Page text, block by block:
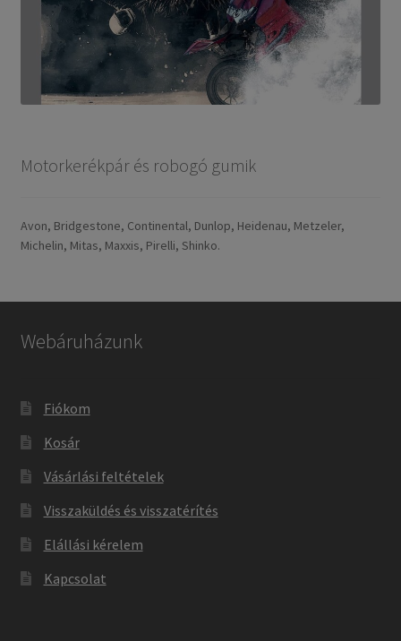
Motorkerékpár és robogó gumik
Avon, Bridgestone, Continental, Dunlop, Heidenau, Metzeler,
Michelin, Mitas, Maxxis, Pirelli, Shinko.
Webáruházunk
Fiókom
Kosár
Vásárlási feltételek
Visszaküldés és visszatérítés
Elállási kérelem
Kapcsolat